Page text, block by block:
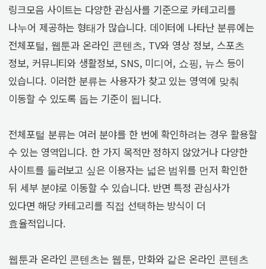
링크모음 사이트는 다양한 관심사를 기준으로 카테고리를
나누어 제공하는 형태가 많습니다. 데이터에 나타난 분류에는
전체포털, 웹툰과 온라인 콘텐츠, TV와 영상 정보, 스포츠
정보, 커뮤니티와 생활정보, SNS, 미디어, 쇼핑, 뉴스 등이
있습니다. 이러한 분류는 사용자가 찾고 있는 영역에 맞춰
이동할 수 있도록 돕는 기준이 됩니다.
전체포털 분류는 여러 분야를 한 번에 확인하려는 경우 활용할
수 있는 영역입니다. 한 가지 목적만 정하지 않았거나 다양한
사이트를 둘러보고 싶은 이용자는 넓은 범위를 먼저 확인한
뒤 세부 분야로 이동할 수 있습니다. 반면 특정 관심사가
있다면 해당 카테고리를 직접 선택하는 방식이 더
효율적입니다.
웹툰과 온라인 콘텐츠는 웹툰, 만화와 같은 온라인 콘텐츠